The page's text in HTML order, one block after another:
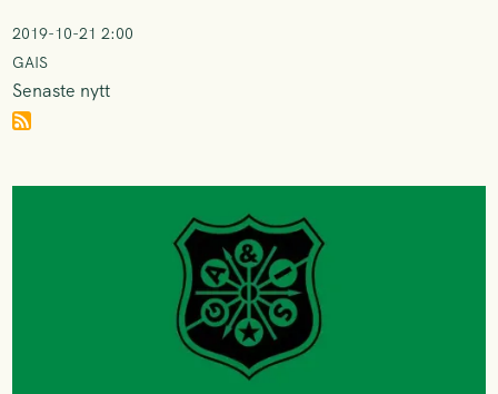
2019-10-21 2:00
GAIS
Senaste nytt